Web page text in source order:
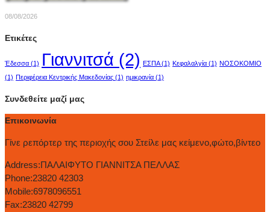
08/08/2026
Ετικέτες
Έδεσσα (1) Γιαννιτσά (2) ΕΣΠΑ(1) Κεφαλαλγία (1) ΝΟΣΟΚΟΜΙΟ
(1) Περιφέρεια Κεντρικής Μακεδονίας (1) ημικρανία (1)
Συνδεθείτε μαζί μας
Επικοινωνία
Γίνε ρεπόρτερ της περιοχής σου Στείλε μας κείμενο,φώτο,βίντεο
Address:ΠΑΛΑΙΦΥΤΟ ΓΙΑΝΝΙΤΣΑ ΠΕΛΛΑΣ
Phone:23820 42303
Mobile:6978096551
Fax:23820 42799